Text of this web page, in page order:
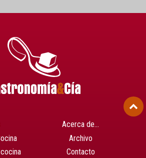
Acerca de…
Archivo
Contacto